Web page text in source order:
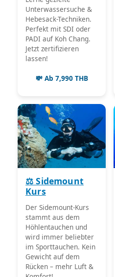
Unterwassersuche &
Hebesack-Techniken.
Perfekt mit SDI oder
PADI auf Koh Chang.
Jetzt zertifizieren
lassen!
💸 Ab 7,990 THB
⚖️ Sidemount
Kurs
Der Sidemount-Kurs
stammt aus dem
Höhlentauchen und
wird immer beliebter
im Sporttauchen. Kein
Gewicht auf dem
Rücken – mehr Luft &